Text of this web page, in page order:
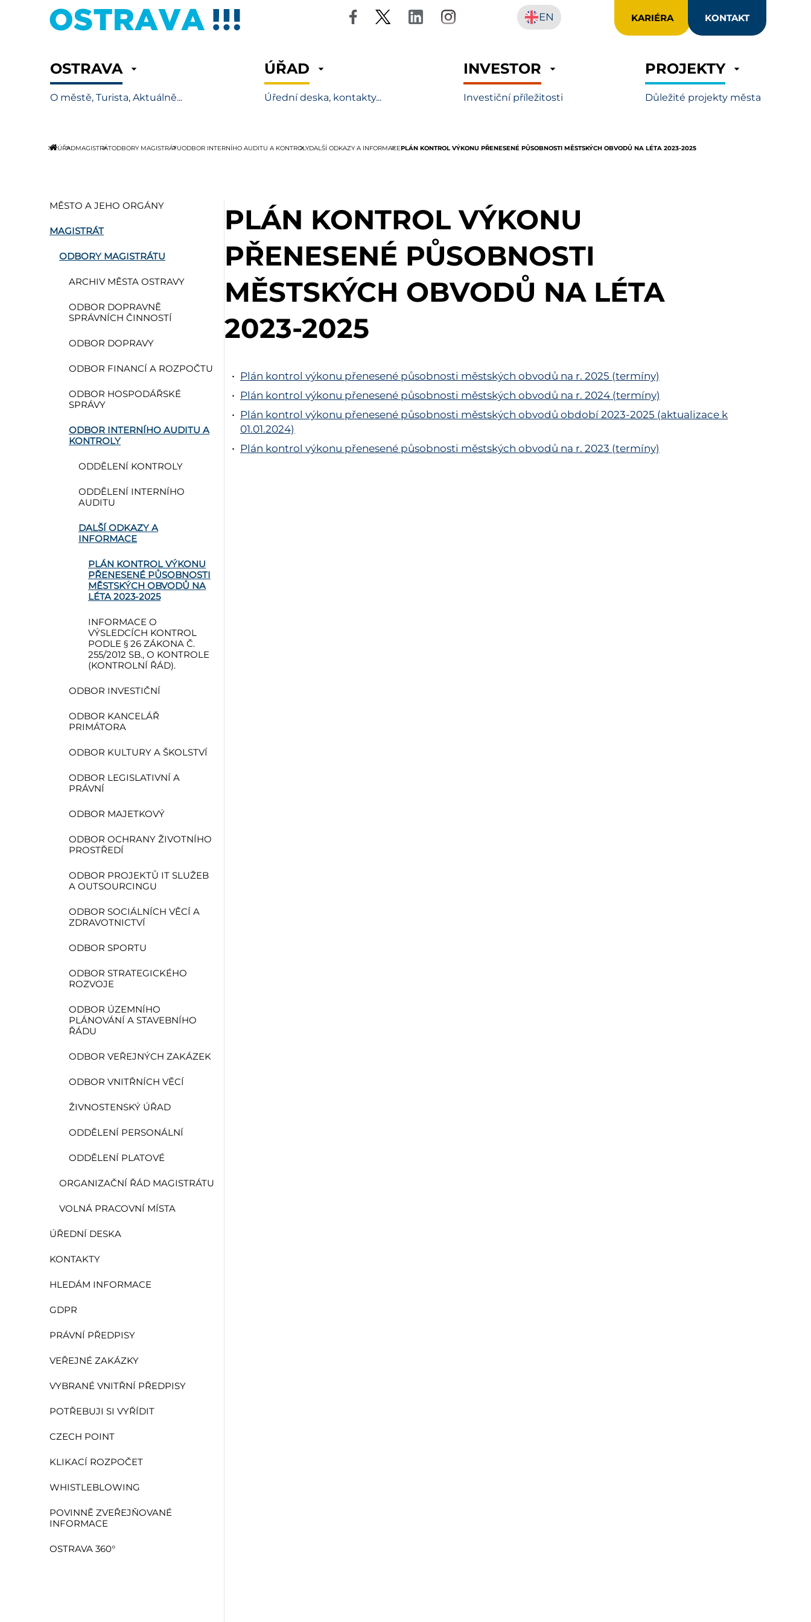
KARIÉRA KONTAKT
EN
OSTRAVA
O městě, Turista, Aktuálně...
ÚŘAD
Úřední deska, kontakty...
INVESTOR
Investiční příležitosti
PROJEKTY
Důležité projekty města
ÚŘADMAGISTRÁTODBORY MAGISTRÁTUODBOR INTERNÍHO AUDITU A KONTROLYDALŠÍ ODKAZY A INFORMACEPLÁN KONTROL VÝKONU PŘENESENÉ PŮSOBNOSTI MĚSTSKÝCH OBVODŮ NA LÉTA 2023-2025
MĚSTO A JEHO ORGÁNY
MAGISTRÁT
ODBORY MAGISTRÁTU
ARCHIV MĚSTA OSTRAVY
ODBOR DOPRAVNĚ
SPRÁVNÍCH ČINNOSTÍ
ODBOR DOPRAVY
ODBOR FINANCÍ A ROZPOČTU
ODBOR HOSPODÁŘSKÉ
SPRÁVY
ODBOR INTERNÍHO AUDITU A
KONTROLY
ODDĚLENÍ KONTROLY
ODDĚLENÍ INTERNÍHO
AUDITU
DALŠÍ ODKAZY A
INFORMACE
PLÁN KONTROL VÝKONU
PŘENESENÉ PŮSOBNOSTI
MĚSTSKÝCH OBVODŮ NA
LÉTA 2023-2025
INFORMACE O
VÝSLEDCÍCH KONTROL
PODLE § 26 ZÁKONA Č.
255/2012 SB., O KONTROLE
(KONTROLNÍ ŘÁD).
ODBOR INVESTIČNÍ
ODBOR KANCELÁŘ
PRIMÁTORA
ODBOR KULTURY A ŠKOLSTVÍ
ODBOR LEGISLATIVNÍ A
PRÁVNÍ
ODBOR MAJETKOVÝ
ODBOR OCHRANY ŽIVOTNÍHO
PROSTŘEDÍ
ODBOR PROJEKTŮ IT SLUŽEB
A OUTSOURCINGU
ODBOR SOCIÁLNÍCH VĚCÍ A
ZDRAVOTNICTVÍ
ODBOR SPORTU
ODBOR STRATEGICKÉHO
ROZVOJE
ODBOR ÚZEMNÍHO
PLÁNOVÁNÍ A STAVEBNÍHO
ŘÁDU
ODBOR VEŘEJNÝCH ZAKÁZEK
ODBOR VNITŘNÍCH VĚCÍ
ŽIVNOSTENSKÝ ÚŘAD
ODDĚLENÍ PERSONÁLNÍ
ODDĚLENÍ PLATOVÉ
ORGANIZAČNÍ ŘÁD MAGISTRÁTU
VOLNÁ PRACOVNÍ MÍSTA
ÚŘEDNÍ DESKA
KONTAKTY
HLEDÁM INFORMACE
GDPR
PRÁVNÍ PŘEDPISY
VEŘEJNÉ ZAKÁZKY
VYBRANÉ VNITŘNÍ PŘEDPISY
POTŘEBUJI SI VYŘÍDIT
CZECH POINT
KLIKACÍ ROZPOČET
WHISTLEBLOWING
POVINNĚ ZVEŘEJŇOVANÉ
INFORMACE
OSTRAVA 360°
PLÁN KONTROL VÝKONU
PŘENESENÉ PŮSOBNOSTI
MĚSTSKÝCH OBVODŮ NA LÉTA
2023-2025
Plán kontrol výkonu přenesené působnosti městských obvodů na r. 2025 (termíny)
Plán kontrol výkonu přenesené působnosti městských obvodů na r. 2024 (termíny)
Plán kontrol výkonu přenesené působnosti městských obvodů období 2023-2025 (aktualizace k
01.01.2024)
Plán kontrol výkonu přenesené působnosti městských obvodů na r. 2023 (termíny)